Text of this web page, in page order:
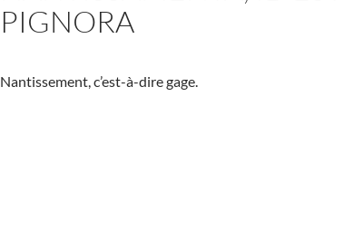
PIGNORA
Nantissement, c’est-à-dire gage.